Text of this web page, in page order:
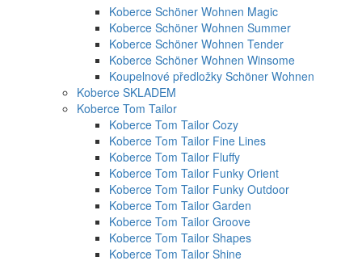
Koberce Schöner Wohnen Magic
Koberce Schöner Wohnen Summer
Koberce Schöner Wohnen Tender
Koberce Schöner Wohnen Winsome
Koupelnové předložky Schöner Wohnen
Koberce SKLADEM
Koberce Tom Tailor
Koberce Tom Tailor Cozy
Koberce Tom Tailor Fine Lines
Koberce Tom Tailor Fluffy
Koberce Tom Tailor Funky Orient
Koberce Tom Tailor Funky Outdoor
Koberce Tom Tailor Garden
Koberce Tom Tailor Groove
Koberce Tom Tailor Shapes
Koberce Tom Tailor Shine